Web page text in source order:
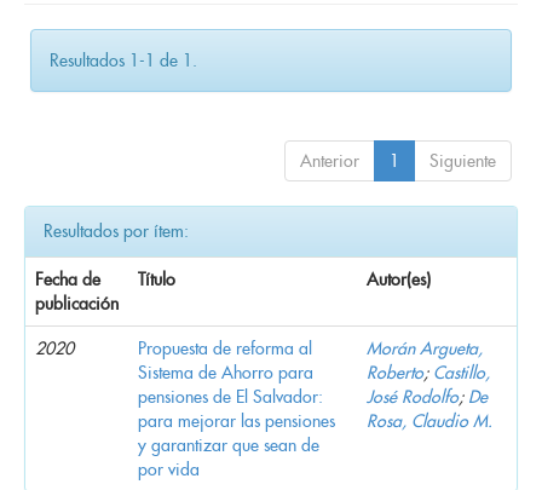
Resultados 1-1 de 1.
Anterior 1 Siguiente
Resultados por ítem:
Fecha de
publicación
Título Autor(es)
2020
Propuesta de reforma al
Sistema de Ahorro para
pensiones de El Salvador:
para mejorar las pensiones
y garantizar que sean de
por vida
Morán Argueta,
Roberto; Castillo,
José Rodolfo; De
Rosa, Claudio M.